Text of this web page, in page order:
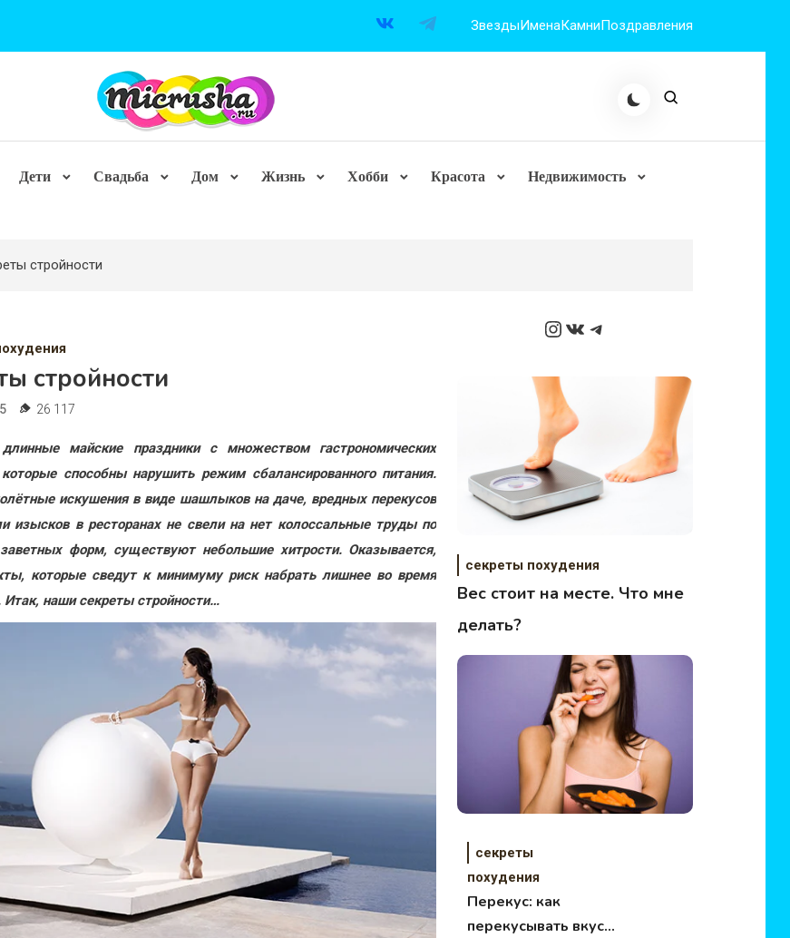
ЗвездыИменаКамниПоздравления
Дети Свадьба Дом Жизнь Хобби Красота Недвижимость
стройности
стройности
26 117
майские праздники с множеством гастрономических
способны нарушить режим сбалансированного питания.
искушения в виде шашлыков на даче, вредных перекусов
изысков в ресторанах не свели на нет колоссальные труды по
форм, существуют небольшие хитрости. Оказывается,
которые сведут к минимуму риск набрать лишнее во время
Итак, наши секреты стройности…
Instagram
ВКонтакте
Telegram
секреты похудения
Вес стоит на месте. Что мне
делать?
секреты
похудения
Перекус: как
перекусывать вкусно